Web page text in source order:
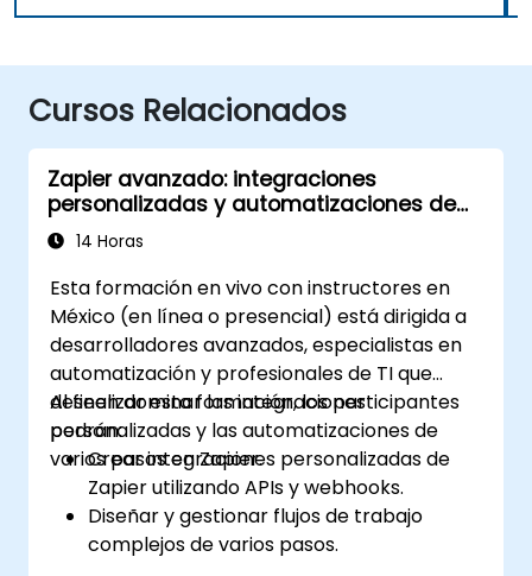
Cursos Relacionados
Zapier avanzado: integraciones
personalizadas y automatizaciones de
varios pasos
14 Horas
Esta formación en vivo con instructores en
México (en línea o presencial) está dirigida a
desarrolladores avanzados, especialistas en
automatización y profesionales de TI que
deseen dominar las integraciones
personalizadas y las automatizaciones de
varios pasos en Zapier.
Al finalizar esta formación, los participantes
podrán:
Crear integraciones personalizadas de
Zapier utilizando APIs y webhooks.
Diseñar y gestionar flujos de trabajo
complejos de varios pasos.